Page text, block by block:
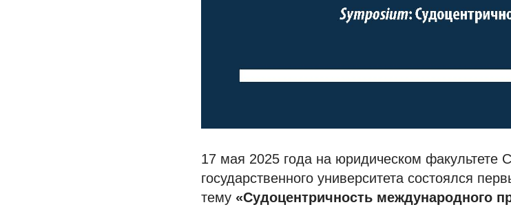
17 мая 2025 года на юридическом факультете
государственного университета состоялся
тему «Судоцентричность международного